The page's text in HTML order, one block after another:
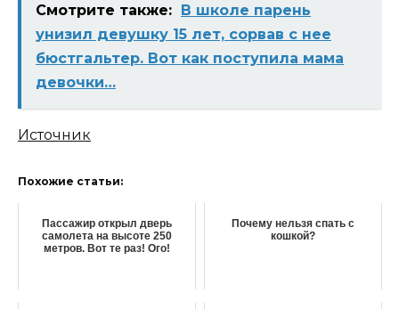
Смотрите также: В школе парень
унизил девушку 15 лет, сорвав с нее
бюстгальтер. Вот как поступила мама
девочки…
Источник
Похожие статьи:
Пассажир открыл дверь
самолета на высоте 250
метров. Вот те раз! Ого!
Почему нельзя спать с
кошкой?